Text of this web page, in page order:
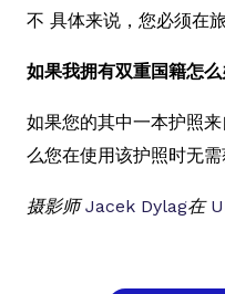
不 具体来说，您必须在
如果我拥有双重国籍怎么
如果您的其中一本护照
么您在使用该护照时无需
摄影师Jacek Dylag在